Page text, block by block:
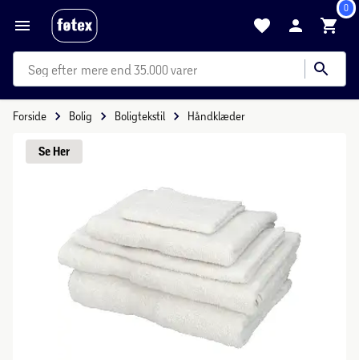
0
mere end 35.000 varer
Forside Bolig Boligtekstil Håndklæder
Se Her